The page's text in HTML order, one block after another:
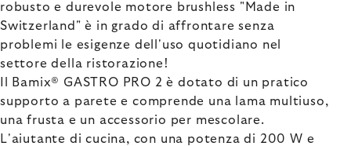
robusto e durevole motore brushless "Made in
Switzerland" è in grado di affrontare senza
problemi le esigenze dell'uso quotidiano nel
settore della ristorazione!
Il Bamix® GASTRO PRO 2 è dotato di un pratico
supporto a parete e comprende una lama multiuso,
una frusta e un accessorio per mescolare.
L'aiutante di cucina, con una potenza di 200 W e